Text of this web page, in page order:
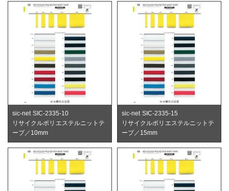
sic-net SIC-2335-10
リサイクルポリエステルニットテ
ープ／10mm
sic-net SIC-2335-15
リサイクルポリエステルニットテ
ープ／15mm